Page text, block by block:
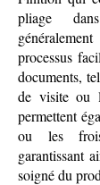
pliage
processus
documents,
de visite ou
permettent
ou les
garantissant
soigné du